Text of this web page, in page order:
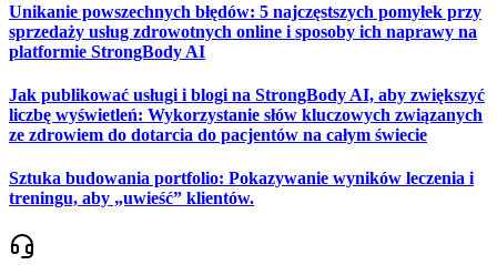
Unikanie powszechnych błędów: 5 najczęstszych pomyłek przy
sprzedaży usług zdrowotnych online i sposoby ich naprawy na
platformie StrongBody AI
Jak publikować usługi i blogi na StrongBody AI, aby zwiększyć
liczbę wyświetleń: Wykorzystanie słów kluczowych związanych
ze zdrowiem do dotarcia do pacjentów na całym świecie
Sztuka budowania portfolio: Pokazywanie wyników leczenia i
treningu, aby „uwieść” klientów.